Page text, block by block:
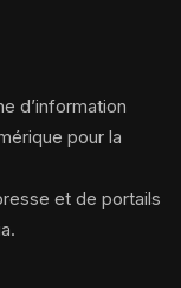
d’information
pour la
et de portails